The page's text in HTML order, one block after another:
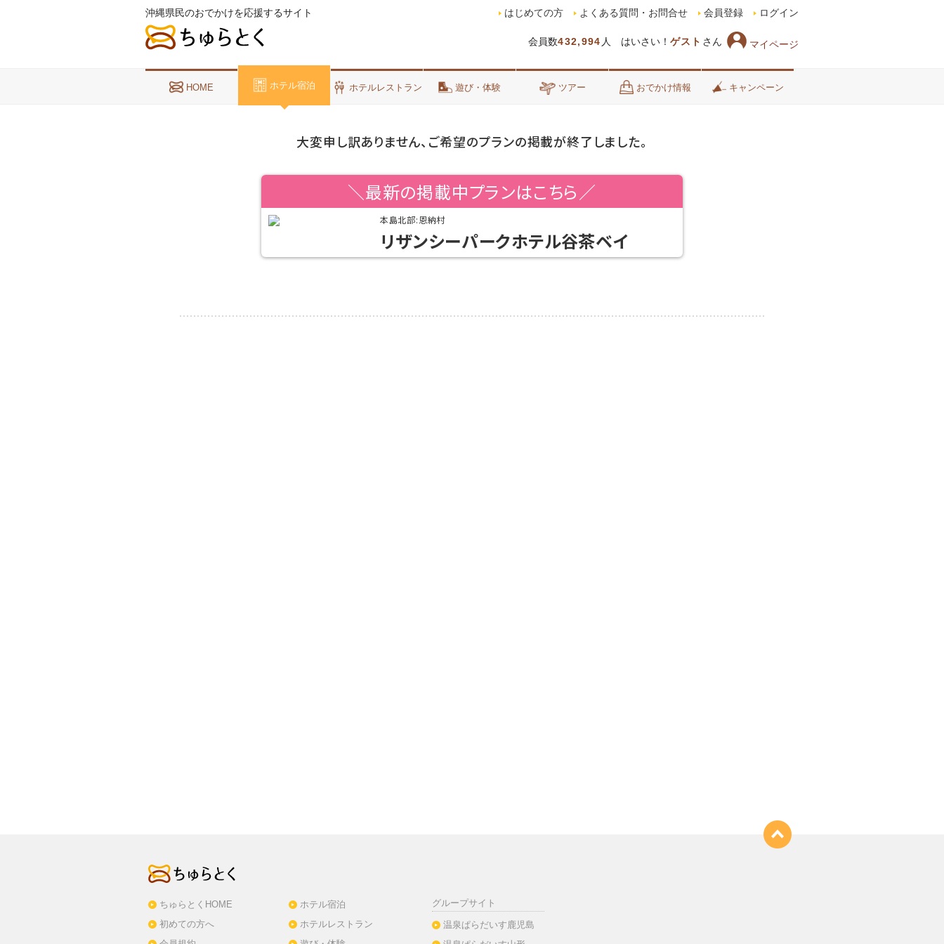
沖縄県民のおでかけを応援するサイト
会員数432,994 人 はいさい！ ゲスト さん マイページ
はじめての方 よくある質問・お問合せ 会員登録 ログイン
HOME ホテル宿泊 ホテルレストラン 遊び・体験 ツアー おでかけ情報 キャンペーン
大変申し訳ありません、ご希望のプランの掲載が終了しました。
＼最新の掲載中プランはこちら／
本島北部:恩納村
リザンシーパークホテル谷茶ベイ
ちゅらとくHOME
初めての方へ
ホテル宿泊
ホテルレストラン
グループサイト
温泉ぱらだいす鹿児島